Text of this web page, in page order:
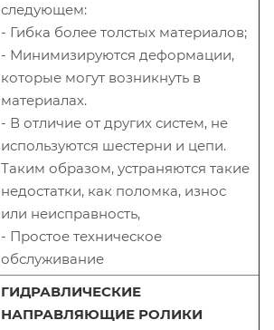
следующем:
- Гибка более толстых материалов;
- Минимизируются деформации,
которые могут возникнуть в
материалах.
- В отличие от других систем, не
используются шестерни и цепи.
Таким образом, устраняются такие
недостатки, как поломка, износ
или неисправность,
- Простое техническое
обслуживание
ГИДРАВЛИЧЕСКИЕ
НАПРАВЛЯЮЩИЕ РОЛИКИ